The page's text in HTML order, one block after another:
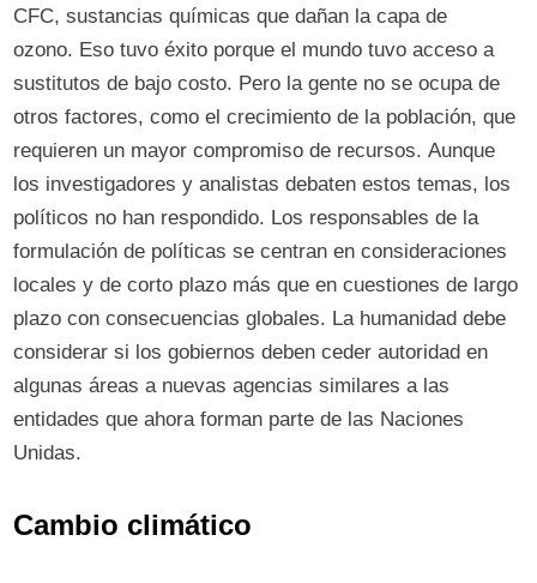
CFC, sustancias químicas que dañan la capa de
ozono. Eso tuvo éxito porque el mundo tuvo acceso a
sustitutos de bajo costo. Pero la gente no se ocupa de
otros factores, como el crecimiento de la población, que
requieren un mayor compromiso de recursos. Aunque
los investigadores y analistas debaten estos temas, los
políticos no han respondido. Los responsables de la
formulación de políticas se centran en consideraciones
locales y de corto plazo más que en cuestiones de largo
plazo con consecuencias globales. La humanidad debe
considerar si los gobiernos deben ceder autoridad en
algunas áreas a nuevas agencias similares a las
entidades que ahora forman parte de las Naciones
Unidas.
Cambio climático